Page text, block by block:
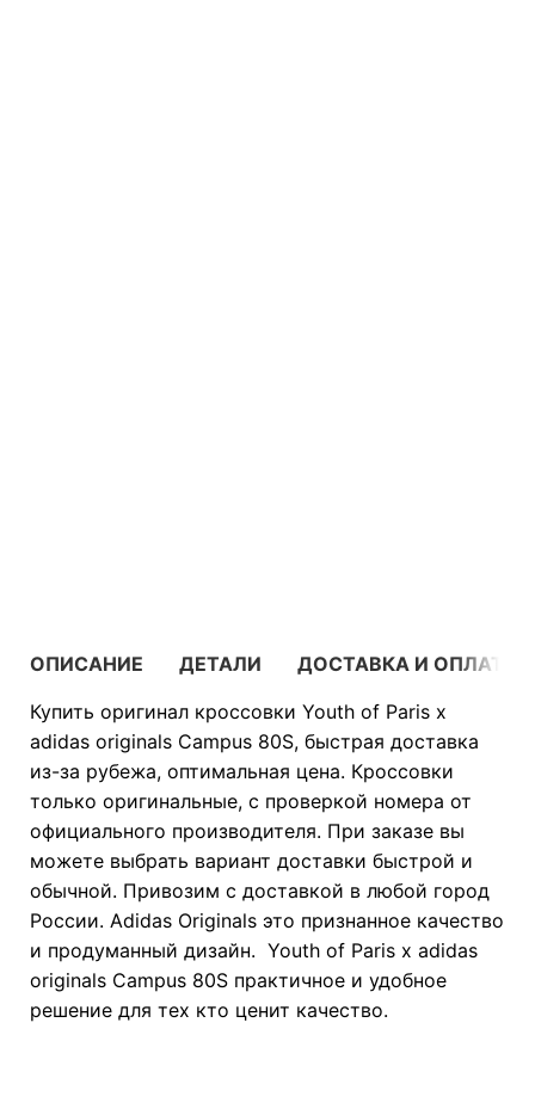
ОПИСАНИЕ ДЕТАЛИ
ДОСТАВКА И ОПЛАТА
Купить оригинал кроссовки Youth of Paris x
adidas originals Campus 80S, быстрая доставка
из-за рубежа, оптимальная цена. Кроссовки
только оригинальные, с проверкой номера от
официального производителя. При заказе вы
можете выбрать вариант доставки быстрой и
обычной. Привозим с доставкой в любой город
России. Adidas Originals это признанное качество
и продуманный дизайн. Youth of Paris x adidas
originals Campus 80S практичное и удобное
решение для тех кто ценит качество.